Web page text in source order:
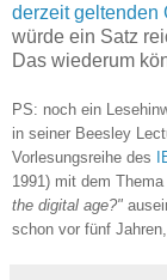
derzeit geltenden
würde ein Satz
Das wiederum
PS: noch ein
in seiner Beesley
Vorlesungsreihe des
1991) mit dem Thema
the digital age?"
schon vor fünf